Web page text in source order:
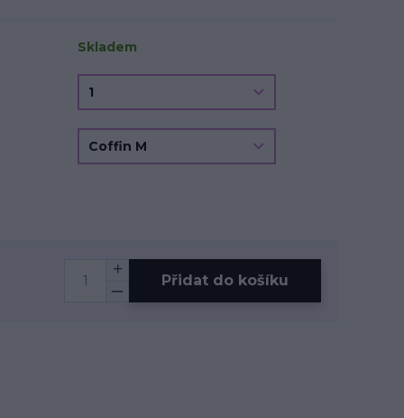
Skladem
Přidat do košíku